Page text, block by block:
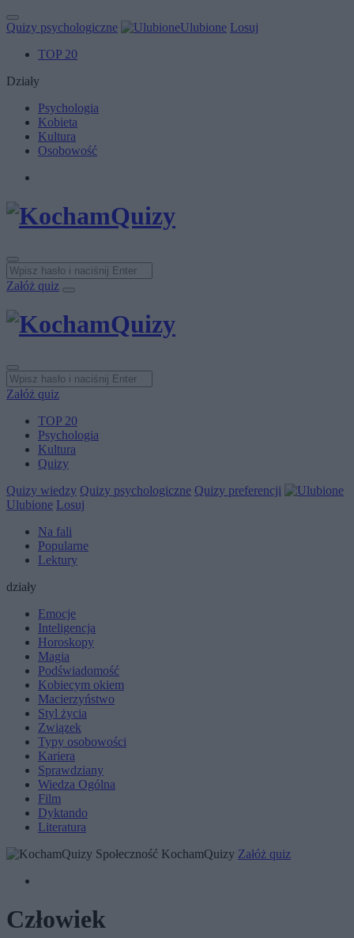
Quizy psychologiczne Ulubione Losuj
TOP 20
Działy
Psychologia
Kobieta
Kultura
Osobowość
Załóż quiz
Załóż quiz
TOP 20
Psychologia
Kultura
Quizy
Quizy wiedzy Quizy psychologiczne Quizy preferencji
Ulubione Losuj
Na fali
Popularne
Lektury
działy
Emocje
Inteligencja
Horoskopy
Magia
Podświadomość
Kobiecym okiem
Macierzyństwo
Styl życia
Związek
Typy osobowości
Kariera
Sprawdziany
Wiedza Ogólna
Film
Dyktando
Literatura
Społeczność KochamQuizy Załóż quiz
Człowiek